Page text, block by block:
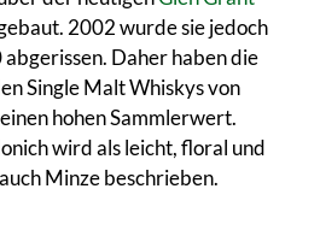
2002 wurde sie jedoch
Daher haben die
Single Malt Whiskys von
hohen Sammlerwert.
wird als leicht, floral und
Minze beschrieben.